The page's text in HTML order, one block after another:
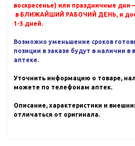
воскресенье) или праздничные дни
в БЛИЖАЙШИЙ РАБОЧИЙ ДЕНЬ, и
1-3 дней.
Возможно уменьшение сроков
позиции в заказе будут в наличии
аптеке.
Уточнить информацию о товаре,
можете по телефонам аптек.
Описание, характеристики и
отличаться от оригинала.